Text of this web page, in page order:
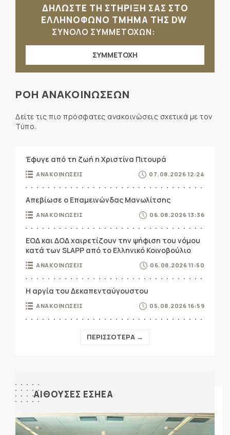
ΔΗΛΩΣΤΕ ΤΗ ΣΤΗΡΙΞΗ ΣΑΣ ΣΤΟ
ΕΛΛΗΝΟΦΩΝΟ ΤΜΗΜΑ ΤΗΣ DW
ΣΥΝΟΛΟ ΣΥΜΜΕΤΟΧΩΝ:
ΣΥΜΜΕΤΟΧΗ
ΡΟΗ ΑΝΑΚΟΙΝΩΣΕΩΝ
Δείτε τις πιο πρόσφατες ανακοινώσεις σχετικά με τον
Τύπο.
Έφυγε από τη ζωή η Χριστίνα Πιτουρά
ΑΝΑΚΟΙΝΩΣΕΙΣ 07.08.2026 12:24
Απεβίωσε ο Επαμεινώνδας Μανωλίτσης
ΑΝΑΚΟΙΝΩΣΕΙΣ 06.08.2026 13:36
ΕΟΔ και ΔΟΔ χαιρετίζουν την ψήφιση του νόμου
κατά των SLAPP από το Ελληνικό Κοινοβούλιο
ΑΝΑΚΟΙΝΩΣΕΙΣ 06.08.2026 11:50
Η αργία του Δεκαπενταύγουστου
ΑΝΑΚΟΙΝΩΣΕΙΣ 05.08.2026 16:59
ΠΕΡΙΣΣΟΤΕΡΑ →
ΑΙΘΟΥΣΕΣ ΕΣΗΕΑ